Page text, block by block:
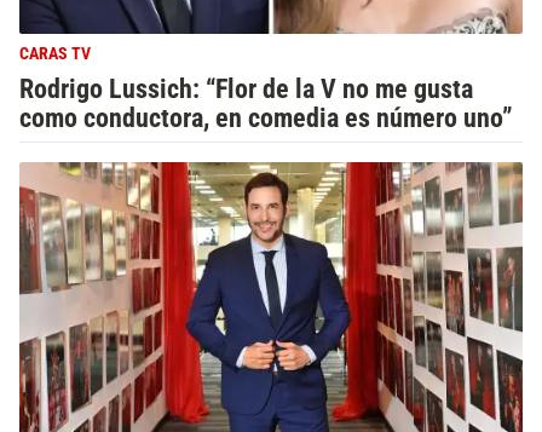
CARAS TV
Rodrigo Lussich: “Flor de la V no me gusta
como conductora, en comedia es número uno”